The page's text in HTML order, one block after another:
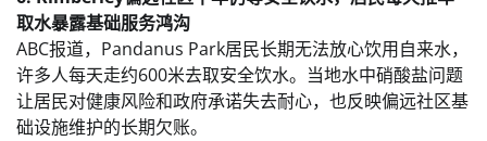
取水暴露基础服务鸿沟
ABC报道，Pandanus Park居民长期无法放心饮用自来水，
许多人每天走约600米去取安全饮水。当地水中硝酸盐问题
让居民对健康风险和政府承诺失去耐心，也反映偏远社区基
础设施维护的长期欠账。